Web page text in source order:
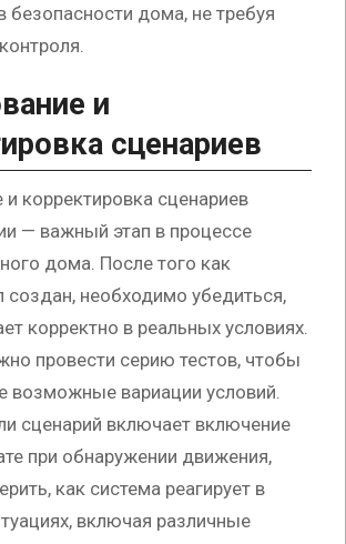
безопасности дома, не требуя
и
сценариев
и корректировка сценариев
— важный этап в процессе
дома. После того как
создан, необходимо убедиться,
корректно в реальных условиях.
провести серию тестов, чтобы
возможные вариации условий.
сценарий включает включение
при обнаружении движения,
как система реагирует в
включая различные